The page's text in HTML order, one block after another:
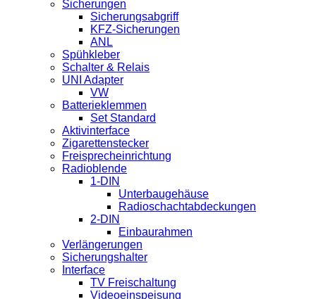
Sicherungen
Sicherungsabgriff
KFZ-Sicherungen
ANL
Spühkleber
Schalter & Relais
UNI Adapter
VW
Batterieklemmen
Set Standard
Aktivinterface
Zigarettenstecker
Freisprecheinrichtung
Radioblende
1-DIN
Unterbaugehäuse
Radioschachtabdeckungen
2-DIN
Einbaurahmen
Verlängerungen
Sicherungshalter
Interface
TV Freischaltung
Videoeinspeisung